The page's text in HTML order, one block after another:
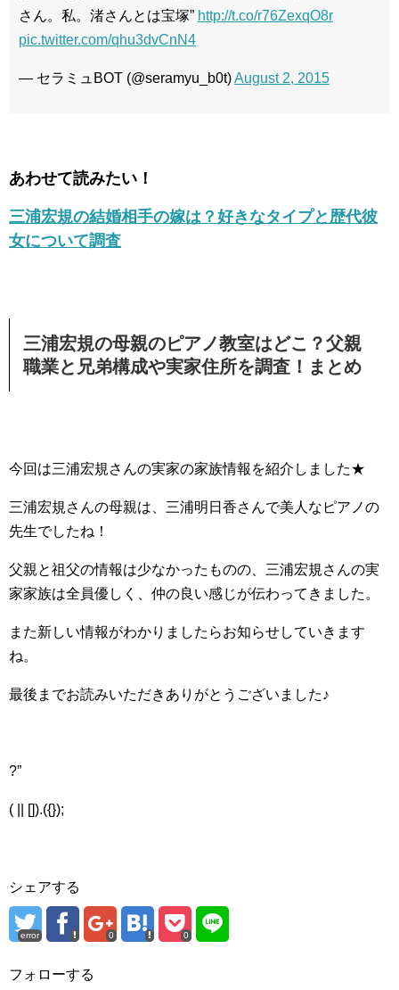
さん。私。渚さんとは宝塚” http://t.co/r76ZexqO8r
pic.twitter.com/qhu3dvCnN4
— セラミュBOT (@seramyu_b0t)August 2, 2015
あわせて読みたい！
三浦宏規の結婚相手の嫁は？好きなタイプと歴代彼
女について調査
三浦宏規の母親のピアノ教室はどこ？父親
職業と兄弟構成や実家住所を調査！まとめ
今回は三浦宏規さんの実家の家族情報を紹介しました★
三浦宏規さんの母親は、三浦明日香さんで美人なピアノの
先生でしたね！
父親と祖父の情報は少なかったものの、三浦宏規さんの実
家家族は全員優しく、仲の良い感じが伝わってきました。
また新しい情報がわかりましたらお知らせしていきます
ね。
最後までお読みいただきありがとうございました♪
?”
( || []).({});
シェアする
error 0 0
フォローする